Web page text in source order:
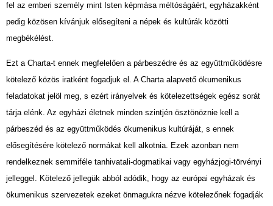
fel az emberi személy mint Isten képmása méltóságáért, egyházakként
pedig közösen kívánjuk elősegíteni a népek és kultúrák közötti
megbékélést.
Ezt a Charta-t ennek megfelelően a párbeszédre és az együttműködésre
kötelező közös iratként fogadjuk el. A Charta alapvető ökumenikus
feladatokat jelöl meg, s ezért irányelvek és kötelezettségek egész sorát
tárja elénk. Az egyházi életnek minden szintjén ösztönöznie kell a
párbeszéd és az együttműködés ökumenikus kultúráját, s ennek
elősegítésére kötelező normákat kell alkotnia. Ezek azonban nem
rendelkeznek semmiféle tanhivatali-dogmatikai vagy egyházjogi-törvényi
jelleggel. Kötelező jellegük abból adódik, hogy az európai egyházak és
ökumenikus szervezetek ezeket önmagukra nézve kötelezőnek fogadják